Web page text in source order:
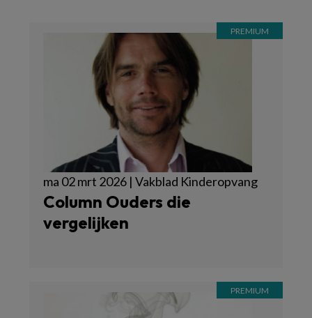
ma 02 mrt 2026 | Vakblad Kinderopvang
Column Ouders die
vergelijken